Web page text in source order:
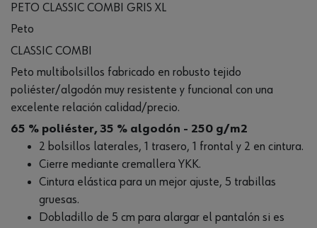
PETO CLASSIC COMBI GRIS XL
Peto
CLASSIC COMBI
Peto multibolsillos fabricado en robusto tejido
poliéster/algodón muy resistente y funcional con una
excelente relación calidad/precio.
65 % poliéster, 35 % algodón - 250 g/m2
2 bolsillos laterales, 1 trasero, 1 frontal y 2 en cintura.
Cierre mediante cremallera YKK.
Cintura elástica para un mejor ajuste, 5 trabillas
gruesas.
Dobladillo de 5 cm para alargar el pantalón si es